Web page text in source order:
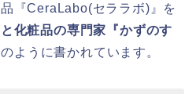
『CeraLabo(セララボ)』を
化粧品の専門家『かずのす
ように書かれています。